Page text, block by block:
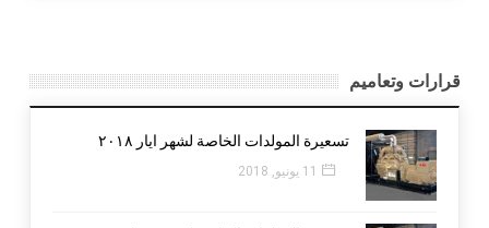
قرارات وتعاميم
تسعيرة المولدات الخاصة لشهر ايار ٢٠١٨
11 يونيو, 2018